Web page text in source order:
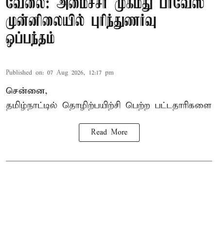
வேலை: அமைச்சர் முகமது பர்வேஸ்
முன்னிலையில் புரிந்துணர்வு
ஒப்பந்தம்
Published on: 07 Aug 2026, 12:17 pm
சென்னை,
தமிழ்நாட்டில் தொழிற்பயிற்சி பெற்ற பட்டதாரிகளை
Read More